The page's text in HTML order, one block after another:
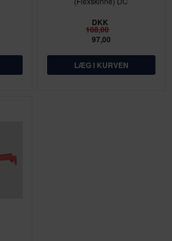
DKK
108,00
97,00